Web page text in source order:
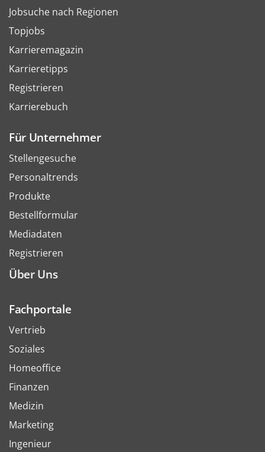
Jobsuche nach Regionen
Topjobs
Karrieremagazin
Karrieretipps
Registrieren
Karrierebuch
Für Unternehmer
Stellengesuche
Personaltrends
Produkte
Bestellformular
Mediadaten
Registrieren
Über Uns
Fachportale
Vertrieb
Soziales
Homeoffice
Finanzen
Medizin
Marketing
Ingenieur